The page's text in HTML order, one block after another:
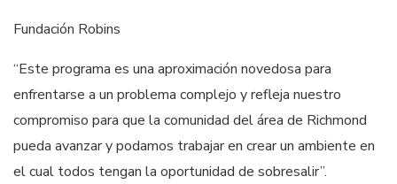
Fundación Robins
“Este programa es una aproximación novedosa para
enfrentarse a un problema complejo y refleja nuestro
compromiso para que la comunidad del área de Richmond
pueda avanzar y podamos trabajar en crear un ambiente en
el cual todos tengan la oportunidad de sobresalir”.